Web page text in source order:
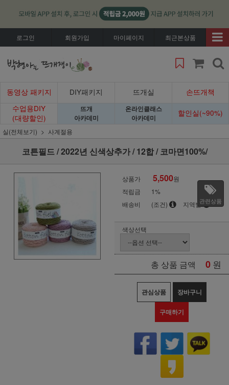
로그인 회원가입 마이페이지 최근본상품
동영상 패키지 DIY패키지 뜨개실
손뜨개책
수업용DIY
(대량할인)
뜨개
아카데미
온라인클래스
아카데미
할인실(~90%)
실(전체보기) 사계절용
코튼필드 / 2022년 신색상추가 / 12합 / 코마면100%/
상품가 5,500원
적립금
1%
배송비
(조건) 지역별관련상품
색상선택
총 상품 금액 0 원
관심상품 장바구니
구매하기